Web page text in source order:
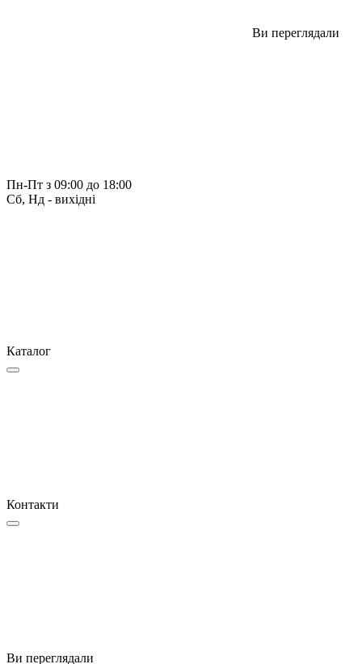
Ви переглядали
Пн-Пт з 09:00 до 18:00
Сб, Нд - вихідні
Каталог
Контакти
Ви переглядали